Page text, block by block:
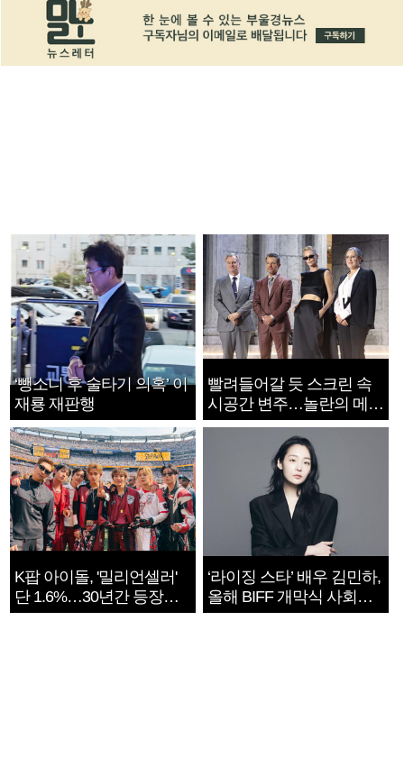
‘뺑소니 후 술타기 의혹’ 이
재룡 재판행
빨려들어갈 듯 스크린 속
시공간 변주…놀란의 메시
지는 ‘전쟁 속죄’
K팝 아이돌, '밀리언셀러'
단 1.6%…30년간 등장
1182개팀 전수조사
‘라이징 스타’ 배우 김민하,
올해 BIFF 개막식 사회자
확정